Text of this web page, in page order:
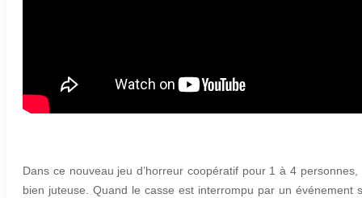
Dans ce nouveau jeu d’horreur coopératif pour 1 à 4
bien juteuse. Quand le casse est interrompu par un